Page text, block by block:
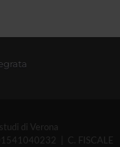
di Verona
| C. FISCALE